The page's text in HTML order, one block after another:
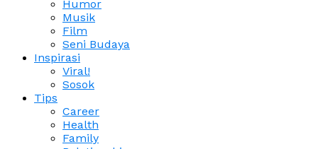
Humor
Musik
Film
Seni Budaya
Inspirasi
Viral!
Sosok
Tips
Career
Health
Family